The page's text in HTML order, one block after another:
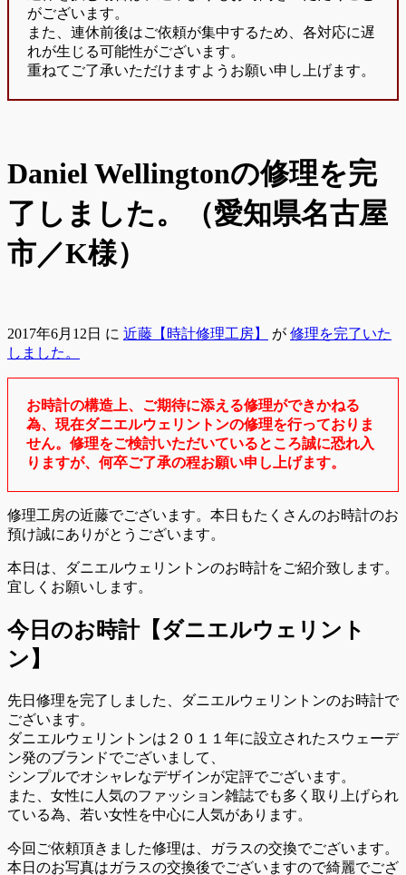
がございます。
また、連休前後はご依頼が集中するため、各対応に遅
れが生じる可能性がございます。
重ねてご了承いただけますようお願い申し上げます。
Daniel Wellingtonの修理を完
了しました。（愛知県名古屋
市／K様）
2017年6月12日 に 近藤【時計修理工房】 が 修理を完了いた
しました。
お時計の構造上、ご期待に添える修理ができかねる
為、現在ダニエルウェリントンの修理を行っておりま
せん。修理をご検討いただいているところ誠に恐れ入
りますが、何卒ご了承の程お願い申し上げます。
修理工房の近藤でございます。本日もたくさんのお時計のお
預け誠にありがとうございます。
本日は、ダニエルウェリントンのお時計をご紹介致します。
宜しくお願いします。
今日のお時計【ダニエルウェリント
ン】
先日修理を完了しました、ダニエルウェリントンのお時計で
ございます。
ダニエルウェリントンは２０１１年に設立されたスウェーデ
ン発のブランドでございまして、
シンプルでオシャレなデザインが定評でございます。
また、女性に人気のファッション雑誌でも多く取り上げられ
ている為、若い女性を中心に人気があります。
今回ご依頼頂きました修理は、ガラスの交換でございます。
本日のお写真はガラスの交換後でございますので綺麗でござ